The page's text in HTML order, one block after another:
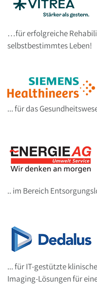
…für erfolgreiche
selbstbestimmtes Leben!
... für das
.. im Bereich
... für IT-gestützte
Imaging-Lösungen für